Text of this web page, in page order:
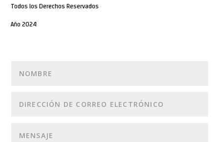
Todos los Derechos Reservados
Año 2024